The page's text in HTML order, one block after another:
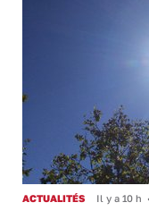
ACTUALITÉS Il y a 10 h